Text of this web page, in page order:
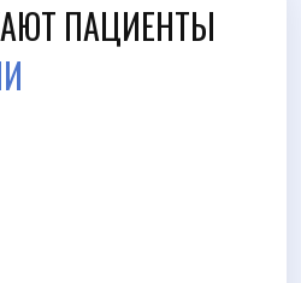
ПАЦИЕНТЫ